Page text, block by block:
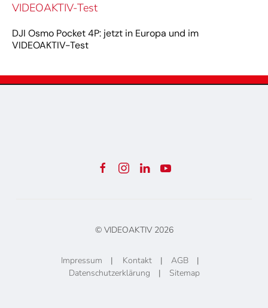
DJI Osmo Pocket 4P: jetzt in Europa und im
VIDEOAKTIV-Test
© VIDEOAKTIV 2026
Impressum | Kontakt| AGB|
Datenschutzerklärung | Sitemap